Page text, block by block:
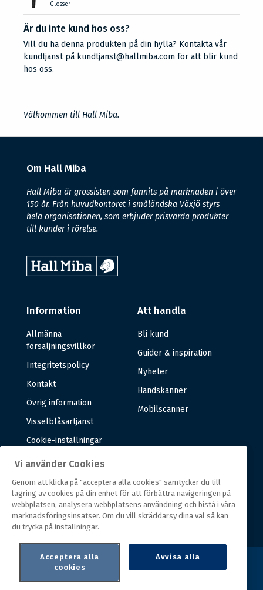
Glosser
Är du inte kund hos oss?
Vill du ha denna produkten på din hylla? Kontakta vår
kundtjänst på kundtjanst@hallmiba.com för att blir kund
hos oss.
Välkommen till Hall Miba.
Om Hall Miba
Hall Miba är grossisten som funnits på marknaden i över
150 år. Från huvudkontoret i småländska Växjö styrs
hela organisationen, som erbjuder prisvärda produkter
till kunder i rörelse.
Information
Allmänna
försäljningsvillkor
Integritetspolicy
Kontakt
Övrig information
Visselblåsartjänst
Cookie-inställningar
Att handla
Bli kund
Guider & inspiration
Nyheter
Handskanner
Mobilscanner
Om oss
Vår historia
Vi använder Cookies
Genom att klicka på "acceptera alla cookies" samtycker du till
lagring av cookies på din enhet för att förbättra navigeringen på
webbplatsen, analysera webbplatsens användning och bistå i våra
marknadsföringsinsatser. Om du vill skräddarsy dina val så kan
du trycka på inställningar.
Acceptera alla
cookies
Avvisa alla